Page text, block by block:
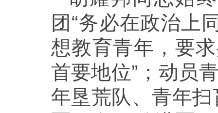
团“务必在政治上
想教育青年，要
首要地位”；动员
年垦荒队、青年